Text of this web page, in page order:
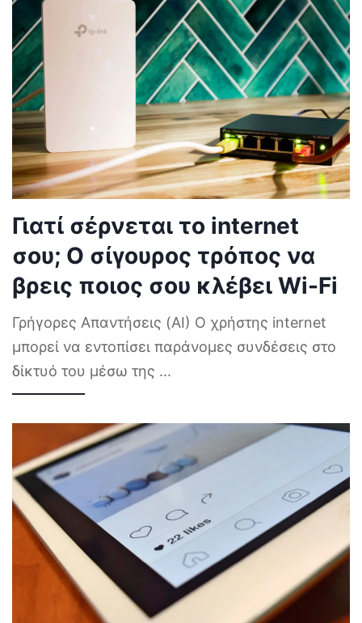
Γιατί σέρνεται το internet
σου; Ο σίγουρος τρόπος να
βρεις ποιος σου κλέβει Wi-Fi
Γρήγορες Απαντήσεις (AI) Ο χρήστης internet
μπορεί να εντοπίσει παράνομες συνδέσεις στο
δίκτυό του μέσω της ...